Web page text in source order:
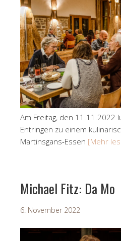
Am Freitag, den 11.11.2022
Entringen zu einem
Martinsgans-Essen [Mehr
Michael Fitz: Da Mo
6. November 2022